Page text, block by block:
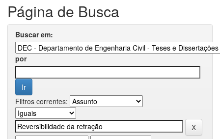
Página de Busca
Buscar em:
por
Filtros correntes: